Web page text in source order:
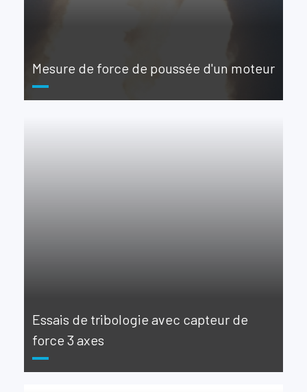
Mesure de force de poussée d'un moteur
Essais de tribologie avec capteur de
force 3 axes